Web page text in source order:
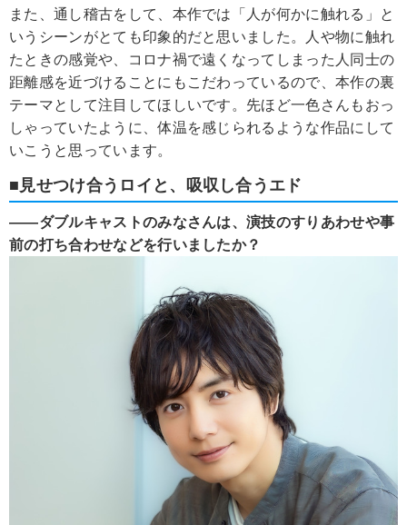
また、通し稽古をして、本作では「人が何かに触れる」と
いうシーンがとても印象的だと思いました。人や物に触れ
たときの感覚や、コロナ禍で遠くなってしまった人同士の
距離感を近づけることにもこだわっているので、本作の裏
テーマとして注目してほしいです。先ほど一色さんもおっ
しゃっていたように、体温を感じられるような作品にして
いこうと思っています。
■見せつけ合うロイと、吸収し合うエド
――ダブルキャストのみなさんは、演技のすりあわせや事
前の打ち合わせなどを行いましたか？